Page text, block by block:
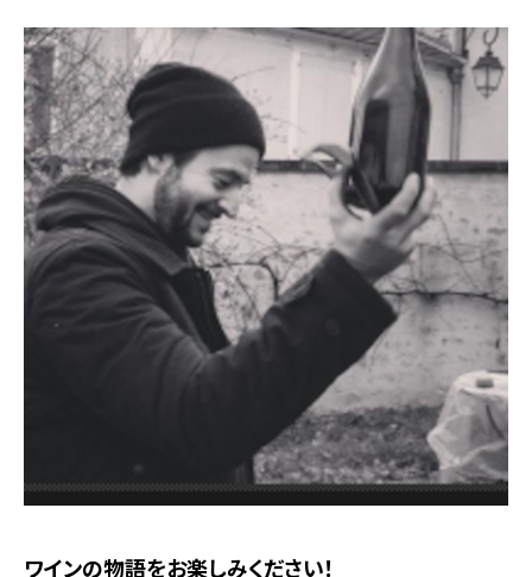
ワインの物語をお楽しみください！